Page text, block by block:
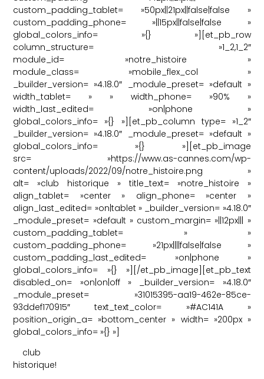
custom_padding_tablet= »50px||21px||false|false »
custom_padding_phone= »||15px||false|false »
global_colors_info= »{} »][et_pb_row
column_structure= »1_2,1_2″
module_id= »notre_histoire »
module_class= »mobile_flex_col »
_builder_version= »4.18.0″ _module_preset= »default »
width_tablet= » » width_phone= »90% »
width_last_edited= »on|phone »
global_colors_info= »{} »][et_pb_column type= »1_2″
_builder_version= »4.18.0″ _module_preset= »default »
global_colors_info= »{} »][et_pb_image
src= »https://www.as-cannes.com/wp-
content/uploads/2022/09/notre_histoire.png »
alt= »club historique » title_text= »notre_histoire »
align_tablet= »center » align_phone= »center »
align_last_edited= »on|tablet » _builder_version= »4.18.0″
_module_preset= »default » custom_margin= »||12px||| »
custom_padding_tablet= » »
custom_padding_phone= »21px||||false|false »
custom_padding_last_edited= »on|phone »
global_colors_info= »{} »][/et_pb_image][et_pb_text
disabled_on= »on|on|off » _builder_version= »4.18.0″
_module_preset= »31015395-aa19-462e-85ce-
93ddef170915″ text_text_color= »#AC141A »
position_origin_a= »bottom_center » width= »200px »
global_colors_info= »{} »]
club
historique!